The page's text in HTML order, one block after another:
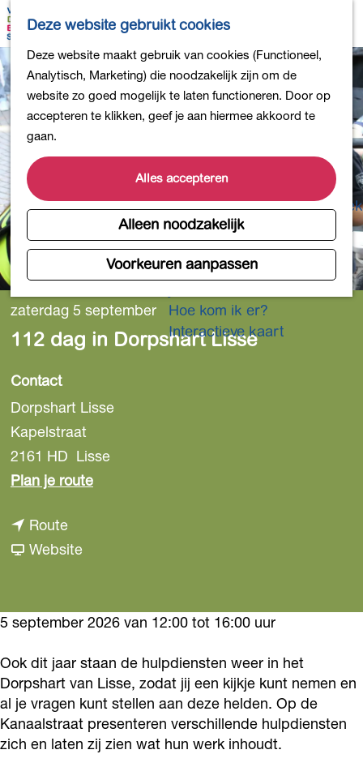
Deze website gebruikt cookies
Deze website maakt gebruik van cookies (Functioneel,
Analytisch, Marketing) die noodzakelijk zijn om de
website zo goed mogelijk te laten functioneren. Door op
accepteren te klikken, geef je aan hiermee akkoord te
gaan.
Alles accepteren
Alleen noodzakelijk
Voorkeuren aanpassen
G
a
n
a
a
r
d
e
h
o
m
e
K
a
r
t
Z
e
k
e
n
e
n
u
Bollen en Bloemen
Uit eten
DB4daagse - Inschrijven
Kinderactiviteiten
De natuur in
Musea en meer
Producten uit de Bollenstreek
Gezond en actief
Overnachten
Hoe kom ik er?
Interactieve kaart
zaterdag 5 september
112 dag in Dorpshart Lisse
Contact
Dorpshart Lisse
Kapelstraat
2161 HD Lisse
Plan je routen
2
a
g
i
n
Routen
a
1
2
d
a
g
Websitev
1
2
d
a
g
5 september 2026 van 12:00 tot 16:00 uur
Ook dit jaar staan de hulpdiensten weer in het
Dorpshart van Lisse, zodat jij een kijkje kunt nemen en
al je vragen kunt stellen aan deze helden. Op de
Kanaalstraat presenteren verschillende hulpdiensten
zich en laten zij zien wat hun werk inhoudt.